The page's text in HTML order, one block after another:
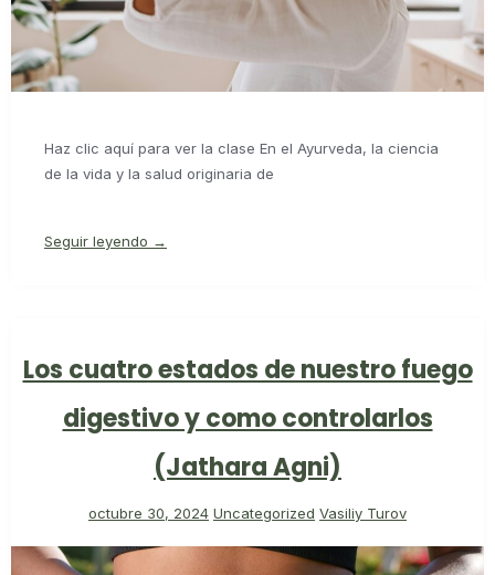
Haz clic aquí para ver la clase En el Ayurveda, la ciencia
de la vida y la salud originaria de
Seguir leyendo →
Los cuatro estados de nuestro fuego
digestivo y como controlarlos
(Jathara Agni)
octubre 30, 2024 Uncategorized Vasiliy Turov